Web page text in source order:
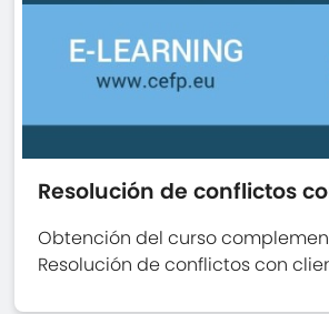
Resolución de conflictos
Obtención del curso
Resolución de conflictos con